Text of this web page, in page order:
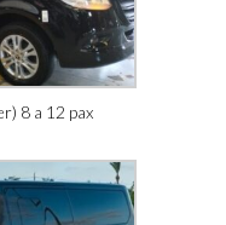
8 a 12 pax